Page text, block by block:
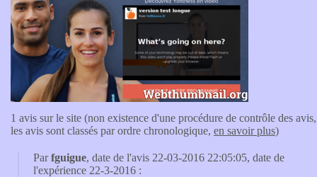
1 avis sur le site (non existence d'une procédure de contrôle des avis,
les avis sont classés par ordre chronologique, en savoir plus)
Parfguigue, date de l'avis 22-03-2016 22:05:05, date de
l'expérience 22-3-2016 :